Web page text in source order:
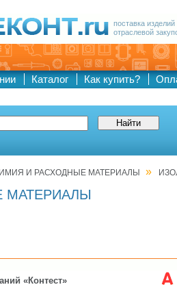
поставка
отраслевой
Каталог Как купить?
И РАСХОДНЫЕ МАТЕРИАЛЫ »
«Контест»